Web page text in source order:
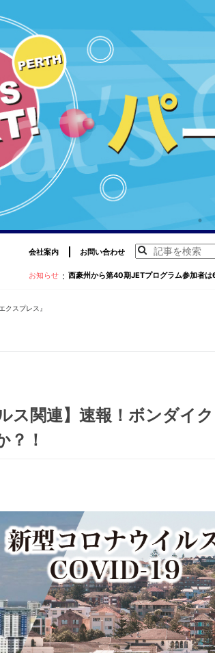
会社案内 お問い合わせ
お知らせ ： 西豪州から第40期JETプログラム参加者は
クスプレス』
ス関連】速報！ボンダイ
？！